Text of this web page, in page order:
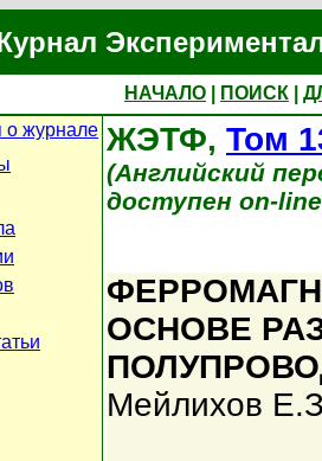
НАЧАЛО ПОИСК
журнале ЖЭТФ, Том
(Английский
доступен on-
ОСНОВЕ
Мейлихов